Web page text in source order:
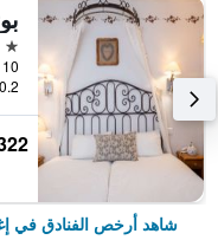
3 نجوم
0.2 كيلومتر عن وسط المدينة
322
شاهد أرخص الفنادق في